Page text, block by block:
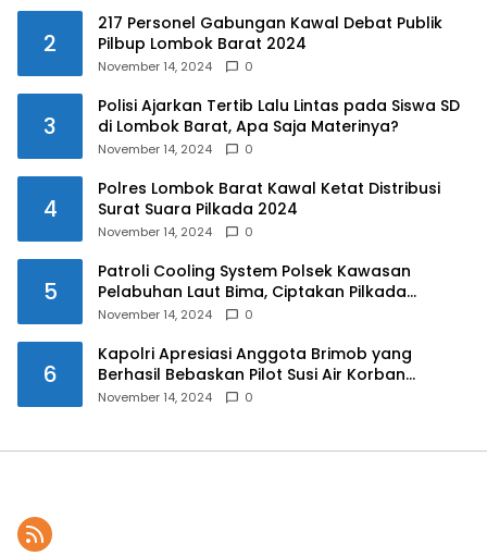
2
217 Personel Gabungan Kawal Debat Publik
Pilbup Lombok Barat 2024
November 14, 2024 0
3
Polisi Ajarkan Tertib Lalu Lintas pada Siswa SD
di Lombok Barat, Apa Saja Materinya?
November 14, 2024 0
4
Polres Lombok Barat Kawal Ketat Distribusi
Surat Suara Pilkada 2024
November 14, 2024 0
5
Patroli Cooling System Polsek Kawasan
Pelabuhan Laut Bima, Ciptakan Pilkada
Serentak 2024 yang Aman dan Damai
November 14, 2024 0
6
Kapolri Apresiasi Anggota Brimob yang
Berhasil Bebaskan Pilot Susi Air Korban
Penyanderaan KKB
November 14, 2024 0